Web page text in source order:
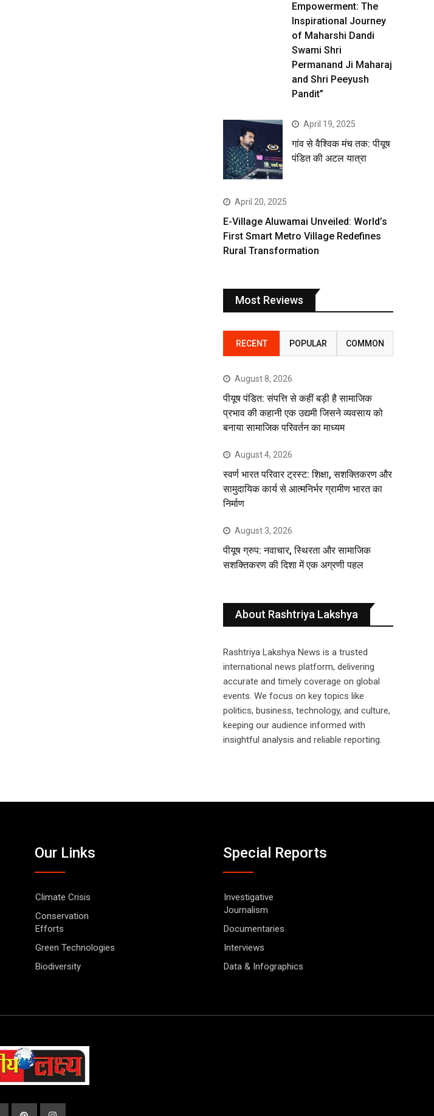
Empowerment: The
Inspirational Journey
of Maharshi Dandi
Swami Shri
Permanand Ji Maharaj
and Shri Peeyush
Pandit”
April 19, 2025
गांव से वैश्विक मंच तक: पीयूष
पंडित की अटल यात्रा
April 20, 2025
E-Village Aluwamai Unveiled: World’s
First Smart Metro Village Redefines
Rural Transformation
Most Reviews
RECENT POPULAR COMMON
August 8, 2026
पीयूष पंडित: संपत्ति से कहीं बड़ी है सामाजिक
प्रभाव की कहानी एक उद्यमी जिसने व्यवसाय को
बनाया सामाजिक परिवर्तन का माध्यम
August 4, 2026
स्वर्ण भारत परिवार ट्रस्ट: शिक्षा, सशक्तिकरण और
सामुदायिक कार्य से आत्मनिर्भर ग्रामीण भारत का
निर्माण
August 3, 2026
पीयूष ग्रुप: नवाचार, स्थिरता और सामाजिक
सशक्तिकरण की दिशा में एक अग्रणी पहल
About Rashtriya Lakshya
Rashtriya Lakshya News is a trusted
international news platform, delivering
accurate and timely coverage on global
events. We focus on key topics like
politics, business, technology, and culture,
keeping our audience informed with
insightful analysis and reliable reporting.
Our Links
Climate Crisis
Conservation
Efforts
Green Technologies
Biodiversity
Special Reports
Investigative
Journalism
Documentaries
Interviews
Data & Infographics